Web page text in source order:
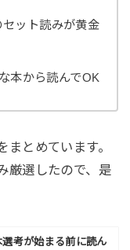
ット読みが黄金
本から読んでOK
とめています。
厳選したので、是
選考が始まる前に読ん